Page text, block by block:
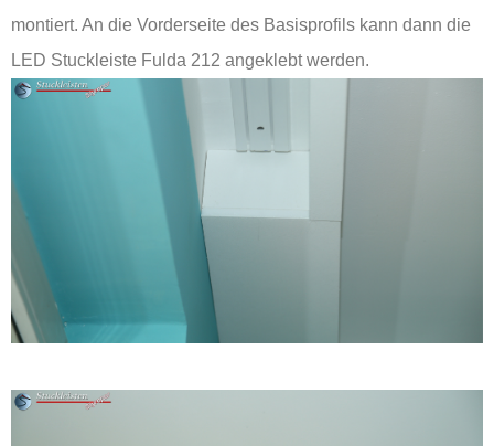
montiert. An die Vorderseite des Basisprofils kann dann die
LED Stuckleiste Fulda 212 angeklebt werden.